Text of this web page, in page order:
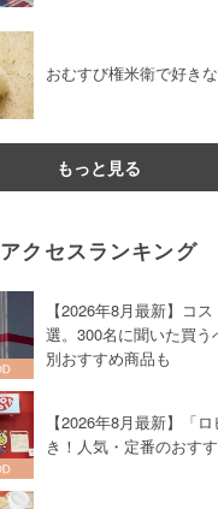
おむすび権米衛で好き
もっと見る
アクセスランキング
【2026年8月最新】コ
選。300名に聞いた買
別おすすめ商品も
【2026年8月最新】「
き！人気・定番のおす